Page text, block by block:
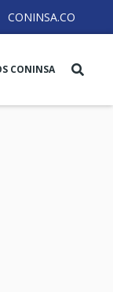
CONINSA.CO
CONINSA